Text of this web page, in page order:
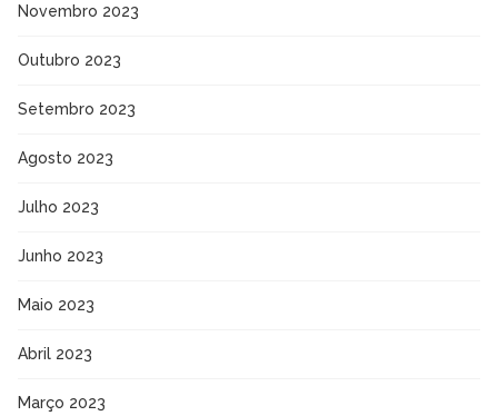
Novembro 2023
Outubro 2023
Setembro 2023
Agosto 2023
Julho 2023
Junho 2023
Maio 2023
Abril 2023
Março 2023